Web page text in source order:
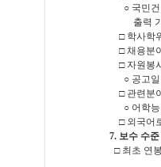
○ 국민건
출력
□ 학사학
□ 채용분
□ 자원봉
○ 공고일
□ 관련분
○ 어학능
□ 외국어
7. 보수 수준
□ 최초 연